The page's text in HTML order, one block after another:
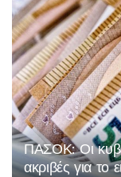
ΠΑΣΟΚ: Οι
ακριβές για το